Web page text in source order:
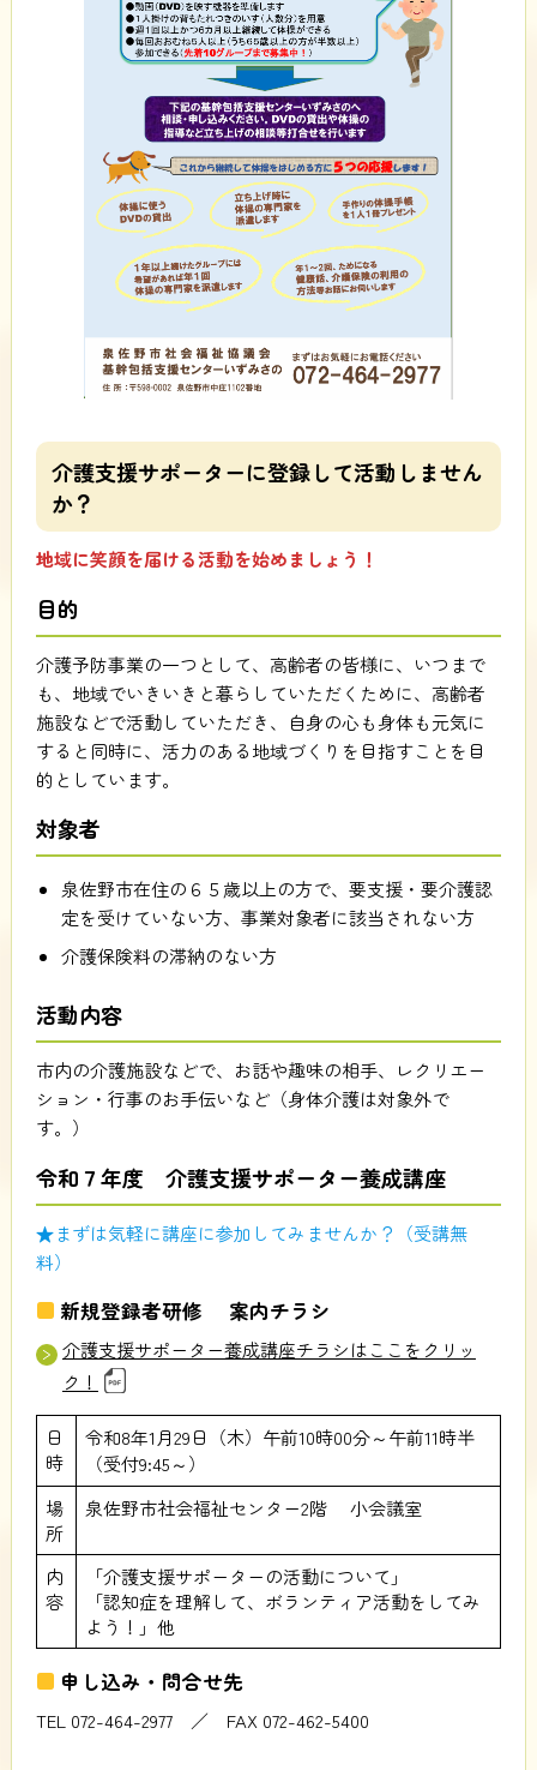
介護支援サポーターに登録して活動しません
か？
地域に笑顔を届ける活動を始めましょう！
目的
介護予防事業の一つとして、高齢者の皆様に、いつまで
も、地域でいきいきと暮らしていただくために、高齢者
施設などで活動していただき、自身の心も身体も元気に
すると同時に、活力のある地域づくりを目指すことを目
的としています。
対象者
泉佐野市在住の６５歳以上の方で、要支援・要介護認
定を受けていない方、事業対象者に該当されない方
介護保険料の滞納のない方
活動内容
市内の介護施設などで、お話や趣味の相手、レクリエー
ション・行事のお手伝いなど（身体介護は対象外で
す。）
令和７年度 介護支援サポーター養成講座
★まずは気軽に講座に参加してみませんか？（受講無
料）
新規登録者研修 案内チラシ
介護支援サポーター養成講座チラシはここをクリッ
ク！
日
時
令和8年1月29日（木）午前10時00分～午前11時半
（受付9:45～）
場
所
泉佐野市社会福祉センター2階 小会議室
内
容
「介護支援サポーターの活動について」
「認知症を理解して、ボランティア活動をしてみ
よう！」他
申し込み・問合せ先
TEL 072-464-2977 ／ FAX 072-462-5400